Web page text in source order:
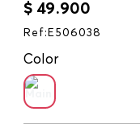
$ 49.900
Ref : E506038
Color